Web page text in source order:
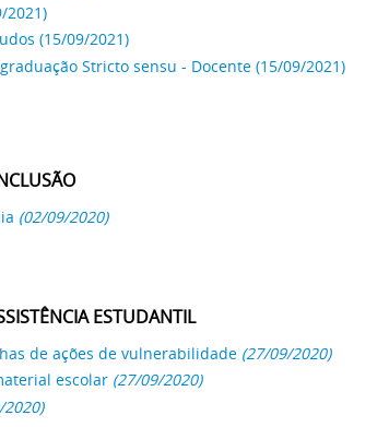
2021)
(15/09/2021)
Stricto sensu - Docente (15/09/2021)
(02/09/2020)
ESTUDANTIL
de ações de vulnerabilidade (27/09/2020)
escolar (27/09/2020)